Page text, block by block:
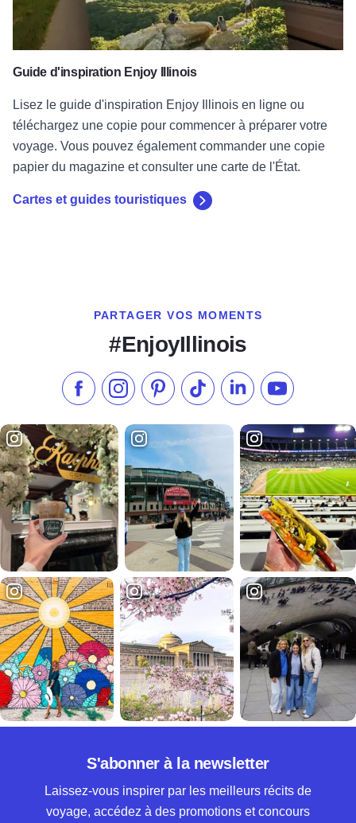
Guide d'inspiration Enjoy Illinois
Lisez le guide d'inspiration Enjoy Illinois en ligne ou
téléchargez une copie pour commencer à préparer votre
voyage. Vous pouvez également commander une copie
papier du magazine et consulter une carte de l'État.
Cartes et guides touristiques
PARTAGER VOS MOMENTS
#EnjoyIllinois
Aimez-nous sur Facebook
Suivez-nous sur Instagram
Consultez notre Pinterest
Suivez-nous sur TikTok
Suivez-nous sur
S'abonner à
S'abonner à la newsletter
Laissez-vous inspirer par les meilleurs récits de
voyage, accédez à des promotions et concours